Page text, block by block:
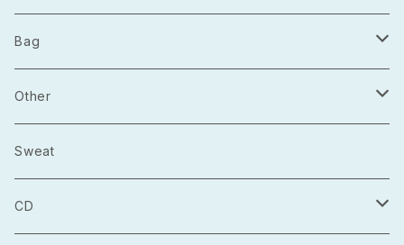
2021.03
2021.04
長袖
半袖
Bag
トートバッグ
巾着
マルシェバック
Other
Sticker
Badge
Sweat
CD